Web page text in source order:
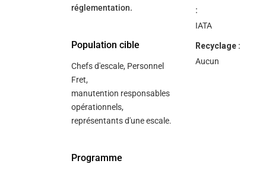
réglementation.
Population cible
Chefs d'escale, Personnel
Fret,
manutention responsables
opérationnels,
représentants d'une escale.
Programme
:
IATA
Recyclage :
Aucun